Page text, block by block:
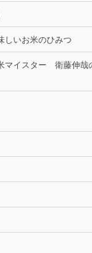
しいお米のひみつ
マイスター 衛藤伸哉